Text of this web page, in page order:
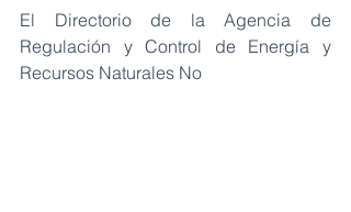
El Directorio de la Agencia de
Regulación y Control de Energía y
Recursos Naturales No